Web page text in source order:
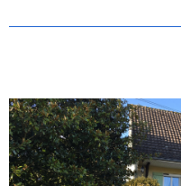
troisième), une salle de
de location type Airbnb,
activité
quant à elles de
d’aménagement ou de